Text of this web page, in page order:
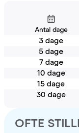
Antal dage
3 dage
5 dage
7 dage
10 dage
15 dage
30 dage
OFTE